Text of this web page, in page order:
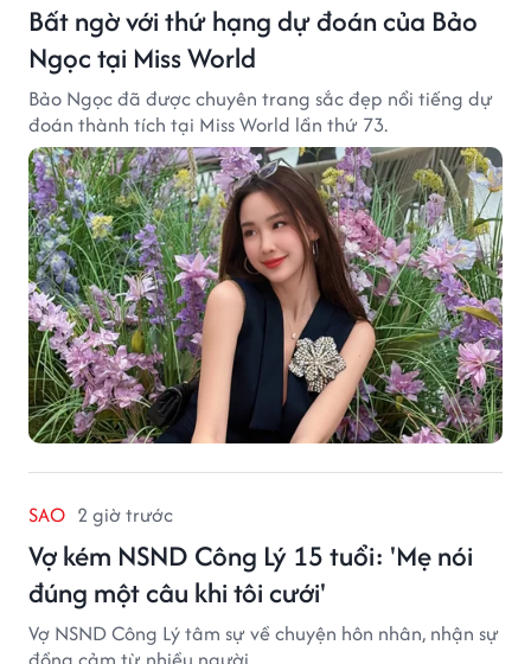
Bất ngờ với thứ hạng dự đoán của Bảo
Ngọc tại Miss World
Bảo Ngọc đã được chuyên trang sắc đẹp nổi tiếng dự
đoán thành tích tại Miss World lần thứ 73.
SAO 2 giờ trước
Vợ kém NSND Công Lý 15 tuổi: 'Mẹ nói
đúng một câu khi tôi cưới'
Vợ NSND Công Lý tâm sự về chuyện hôn nhân, nhận sự